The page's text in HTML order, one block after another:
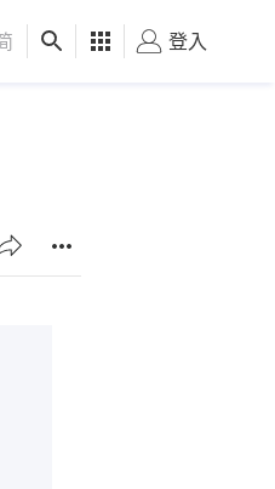
健康 好食玩飛
登入